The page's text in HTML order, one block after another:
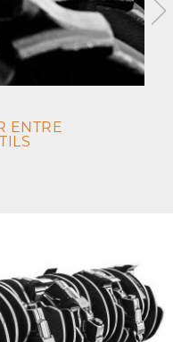
ENTRE